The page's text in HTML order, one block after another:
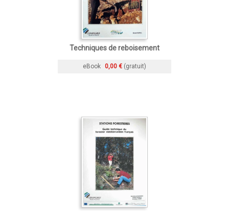
Techniques de reboisement
eBook 0,00 € (gratuit)